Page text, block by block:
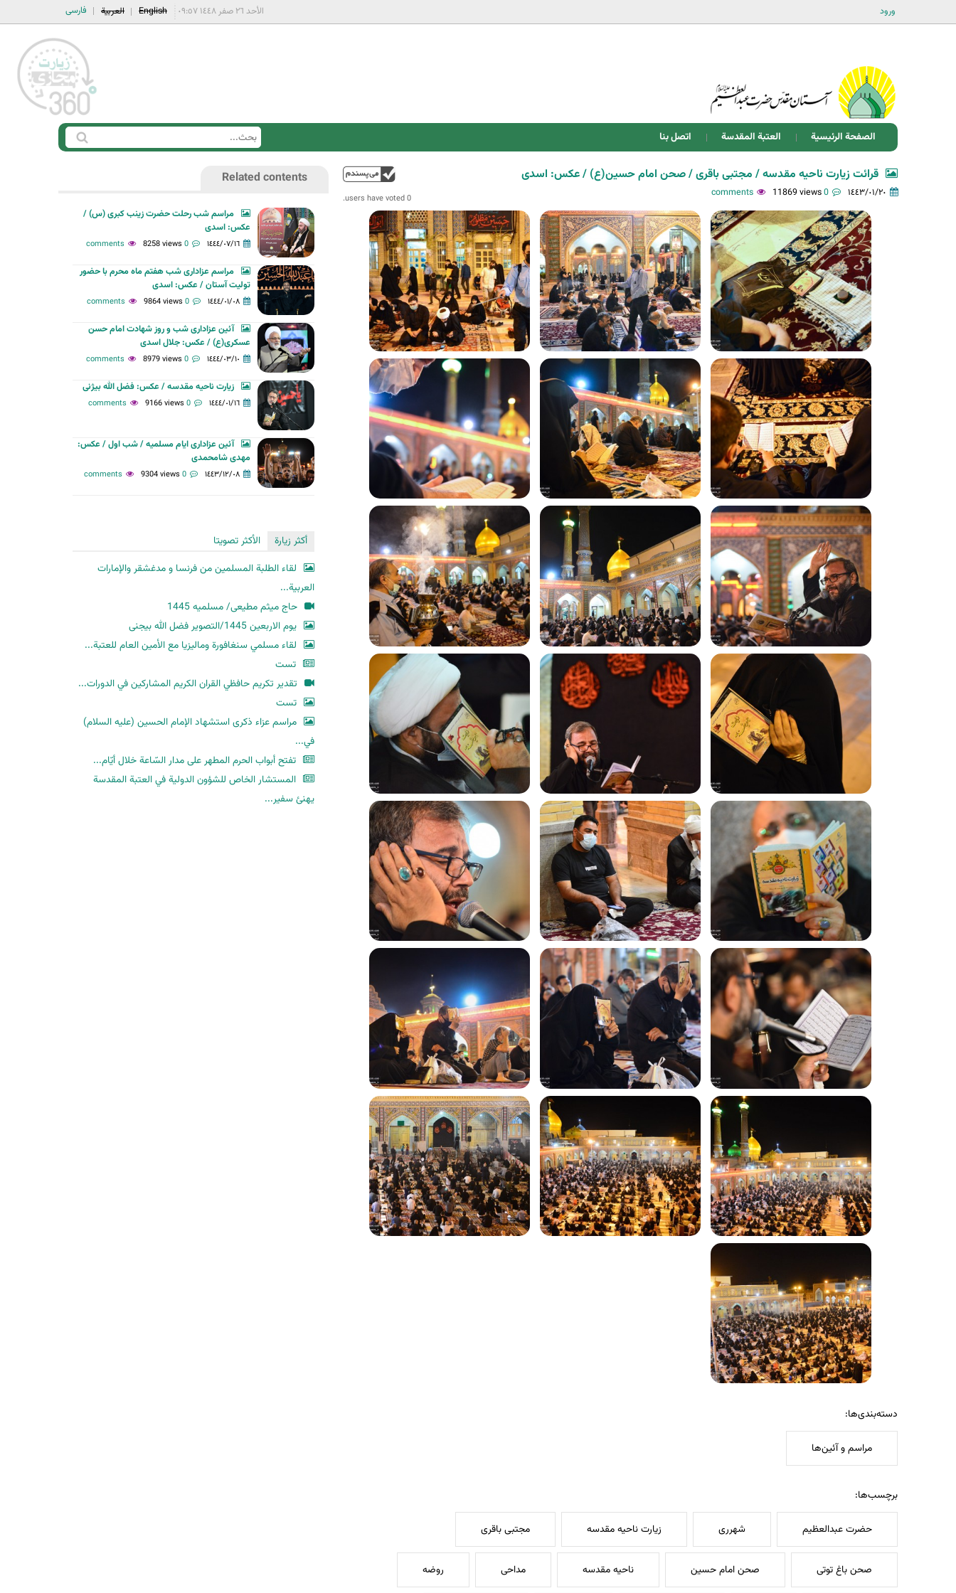
ورود فارسی العربية English الأحد ٢٦ صفر ١٤٤٨ ٠٩:٥٧
الصفحة الرئيسية العتبة المقدسة اتصل بنا
ا
س
ح
ث
ب
ح
0 users have voted.
قرائت زیارت ناحیه مقدسه / مجتبی باقری / صحن امام حسین(ع) / عکس: اسدی
١٤٤٣/٠١/٢٠ 0 comments
11869 views
دسته‌بندی‌ها:
مراسم و آئین‌ها
برچسب‌ها:
حضرت عبدالعظیم شهرری زیارت ناحیه مقدسه مجتبی باقری
صحن باغ توتی صحن امام حسین ناحیه مقدسه مداحی روضه
Related contents
مراسم شب رحلت حضرت زینب کبری (س) /
عکس: اسدی
١٤٤٤/٠٧/١٦ 0 comments
8258 views
مراسم عزاداری شب هفتم ماه محرم با حضور
تولیت آستان / عکس: اسدی
١٤٤٤/٠١/٠٨ 0 comments
9864 views
آئین عزاداری شب و روز شهادت امام حسن
عسکری(ع) / عکس: جلال اسدی
١٤٤٤/٠٣/١٠ 0 comments
8979 views
زیارت ناحیه مقدسه / عکس: فضل الله بیژنی
١٤٤٤/٠١/١٦ 0 comments
9166 views
آئین عزاداری ایام مسلمیه / شب اول / عکس:
مهدی شامحمدی
١٤٤٣/١٢/٠٨ 0 comments
9304 views
أكثر زيارة
الأكثر تصويتا
لقاء الطلبة المسلمين من فرنسا و مدغشقر والإمارات
العربية...
حاج میثم مطیعی/ مسلمیه 1445
یوم الاربعین 1445/التصویر فضل الله بیجنی
لقاء مسلمي سنغافورة وماليزيا مع الأمين العام للعتبة...
تست
تقدير تكريم حافظي القران الكريم المشاركين في الدورات...
تست
مراسم عزاء ذكرى استشهاد الإمام الحسين (عليه السلام)
في...
تفتح أبواب الحرم المطهر على مدار السّاعة خلال أيّام...
المستشار الخاص للشؤون الدولية في العتبة المقدسة
يهنئ سفير...